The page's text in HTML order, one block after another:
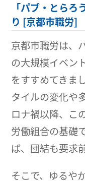
「パブ・とら
り [京都市職労]
京都市職労は、
の大規模イベン
をすすめてきま
タイルの変化や
ロナ禍以降、こ
労働組合の基礎
ば、団結も要求
そこで、ゆるや